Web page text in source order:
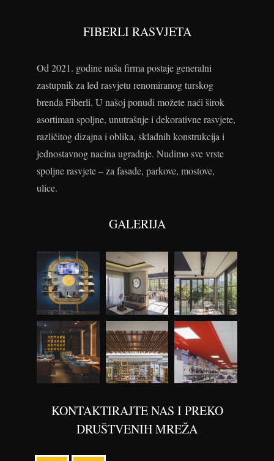
FIBERLI RASVJETA
Od 2021. godine naša firma postaje generalni
zastupnik za led rasvjetu renomiranog turskog
brenda Fiberli. U našoj ponudi možete naći širok
asortiman spoljne, unutrašnje i dekorativne rasvjete,
različitog dizajna i oblika, skladnih konstrukcija i
jednostavnog nacina ugradnje. Nudimo sve vrste
spoljne rasvjete – za fasade, parkove, mostove,
ulice.
GALERIJA
KONTAKTIRAJTE NAS I PREKO
DRUŠTVENIH MREŽA